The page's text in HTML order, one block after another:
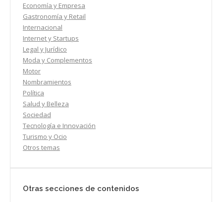
Economía y Empresa
Gastronomía y Retail
Internacional
Internet y Startups
Legal y Jurídico
Moda y Complementos
Motor
Nombramientos
Política
Salud y Belleza
Sociedad
Tecnología e Innovación
Turismo y Ocio
Otros temas
Otras secciones de contenidos